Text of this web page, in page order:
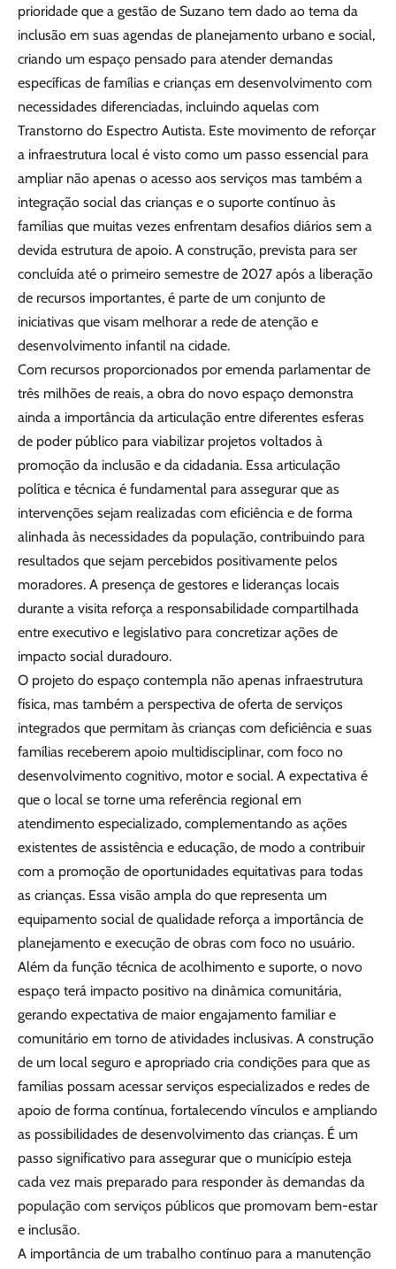
prioridade que a gestão de Suzano tem dado ao tema da
inclusão em suas agendas de planejamento urbano e social,
criando um espaço pensado para atender demandas
específicas de famílias e crianças em desenvolvimento com
necessidades diferenciadas, incluindo aquelas com
Transtorno do Espectro Autista. Este movimento de reforçar
a infraestrutura local é visto como um passo essencial para
ampliar não apenas o acesso aos serviços mas também a
integração social das crianças e o suporte contínuo às
famílias que muitas vezes enfrentam desafios diários sem a
devida estrutura de apoio. A construção, prevista para ser
concluída até o primeiro semestre de 2027 após a liberação
de recursos importantes, é parte de um conjunto de
iniciativas que visam melhorar a rede de atenção e
desenvolvimento infantil na cidade.
Com recursos proporcionados por emenda parlamentar de
três milhões de reais, a obra do novo espaço demonstra
ainda a importância da articulação entre diferentes esferas
de poder público para viabilizar projetos voltados à
promoção da inclusão e da cidadania. Essa articulação
política e técnica é fundamental para assegurar que as
intervenções sejam realizadas com eficiência e de forma
alinhada às necessidades da população, contribuindo para
resultados que sejam percebidos positivamente pelos
moradores. A presença de gestores e lideranças locais
durante a visita reforça a responsabilidade compartilhada
entre executivo e legislativo para concretizar ações de
impacto social duradouro.
O projeto do espaço contempla não apenas infraestrutura
física, mas também a perspectiva de oferta de serviços
integrados que permitam às crianças com deficiência e suas
famílias receberem apoio multidisciplinar, com foco no
desenvolvimento cognitivo, motor e social. A expectativa é
que o local se torne uma referência regional em
atendimento especializado, complementando as ações
existentes de assistência e educação, de modo a contribuir
com a promoção de oportunidades equitativas para todas
as crianças. Essa visão ampla do que representa um
equipamento social de qualidade reforça a importância de
planejamento e execução de obras com foco no usuário.
Além da função técnica de acolhimento e suporte, o novo
espaço terá impacto positivo na dinâmica comunitária,
gerando expectativa de maior engajamento familiar e
comunitário em torno de atividades inclusivas. A construção
de um local seguro e apropriado cria condições para que as
famílias possam acessar serviços especializados e redes de
apoio de forma contínua, fortalecendo vínculos e ampliando
as possibilidades de desenvolvimento das crianças. É um
passo significativo para assegurar que o município esteja
cada vez mais preparado para responder às demandas da
população com serviços públicos que promovam bem-estar
e inclusão.
A importância de um trabalho contínuo para a manutenção